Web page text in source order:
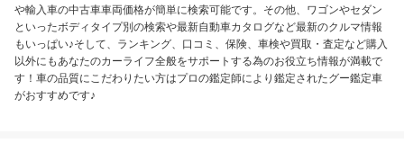
や輸入車の中古車車両価格が簡単に検索可能です。その他、ワゴンやセダン
といったボディタイプ別の検索や最新自動車カタログなど最新のクルマ情報
もいっぱい♪そして、ランキング、口コミ、保険、車検や買取・査定など購入
以外にもあなたのカーライフ全般をサポートする為のお役立ち情報が満載で
す！車の品質にこだわりたい方はプロの鑑定師により鑑定されたグー鑑定車
がおすすめです♪